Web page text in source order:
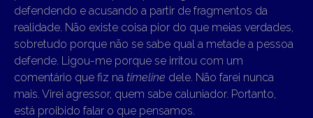
defendendo e acusando a partir de fragmentos da
realidade. Não existe coisa pior do que meias verdades,
sobretudo porque não se sabe qual a metade a pessoa
defende. Ligou-me porque se irritou com um
comentário que fiz na timeline dele. Não farei nunca
mais. Virei agressor, quem sabe caluniador. Portanto,
está proibido falar o que pensamos.